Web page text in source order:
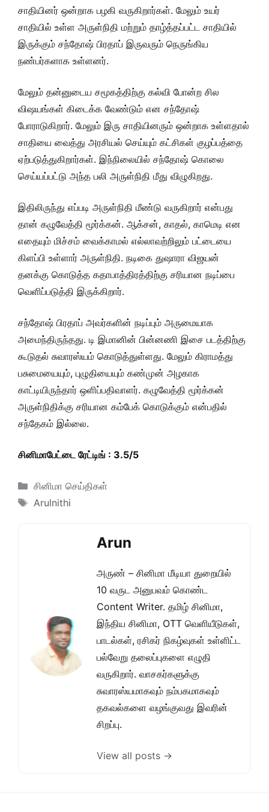
சாதியினர் ஒன்றாக பழகி வருகிறார்கள். மேலும் உயர்
சாதியில் உள்ள அருள்நிதி மற்றும் தாழ்த்தப்பட்ட சாதியில்
இருக்கும் சந்தோஷ் பிரதாப் இருவரும் நெருங்கிய
நண்பர்களாக உள்ளனர்.
மேலும் தன்னுடைய சமூகத்திற்கு கல்வி போன்ற சில
விஷயங்கள் கிடைக்க வேண்டும் என சந்தோஷ்
போராடுகிறார். மேலும் இரு சாதியினரும் ஒன்றாக உள்ளதால்
சாதியை வைத்து அரசியல் செய்யும் கட்சிகள் குழப்பத்தை
ஏற்படுத்துகிறார்கள். இந்நிலையில் சந்தோஷ் கொலை
செய்யப்பட்டு அந்த பலி அருள்நிதி மீது விழுகிறது.
இதிலிருந்து எப்படி அருள்நிதி மீண்டு வருகிறார் என்பது
தான் கழுவேத்தி மூர்க்கன். ஆக்சன், காதல், காமெடி என
எதையும் மிச்சம் வைக்காமல் எல்லாவற்றிலும் பட்டையை
கிளப்பி உள்ளார் அருள்நிதி. நடிகை துஷாரா விஜயன்
தனக்கு கொடுத்த கதாபாத்திரத்திற்கு சரியான நடிப்பை
வெளிப்படுத்தி இருக்கிறார்.
சந்தோஷ் பிரதாப் அவர்களின் நடிப்பும் அருமையாக
அமைந்திருந்தது. டி இமானின் பின்னணி இசை படத்திற்கு
கூடுதல் சுவாரஸ்யம் கொடுத்துள்ளது. மேலும் கிராமத்து
பசுமையையும், புழுதியையும் கண்முன் அழகாக
காட்டியிருந்தார் ஒளிப்பதிவாளர். கழுவேத்தி மூர்க்கன்
அருள்நிதிக்கு சரியான கம்பேக் கொடுக்கும் என்பதில்
சந்தேகம் இல்லை.
சினிமாபேட்டை ரேட்டிங் : 3.5/5
Categories
சினிமா செய்திகள்
Tags
Arulnithi
Arun
அருண் – சினிமா மீடியா துறையில்
10 வருட அனுபவம் கொண்ட
Content Writer. தமிழ் சினிமா,
இந்திய சினிமா, OTT வெளியீடுகள்,
பாடல்கள், ரசிகர் நிகழ்வுகள் உள்ளிட்ட
பல்வேறு தலைப்புகளை எழுதி
வருகிறார். வாசகர்களுக்கு
சுவாரஸ்யமாகவும் நம்பகமாகவும்
தகவல்களை வழங்குவது இவரின்
சிறப்பு.
View all posts →